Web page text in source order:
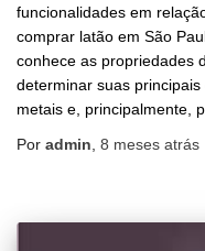
funcionalidades em
comprar latão em São
conhece as propriedades
determinar suas
metais e, principalmente,
Por admin 8 meses atrás